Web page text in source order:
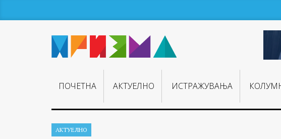
ПОЧЕТНА АКТУЕЛНО ИСТРАЖУВАЊA
АКТУЕЛНО